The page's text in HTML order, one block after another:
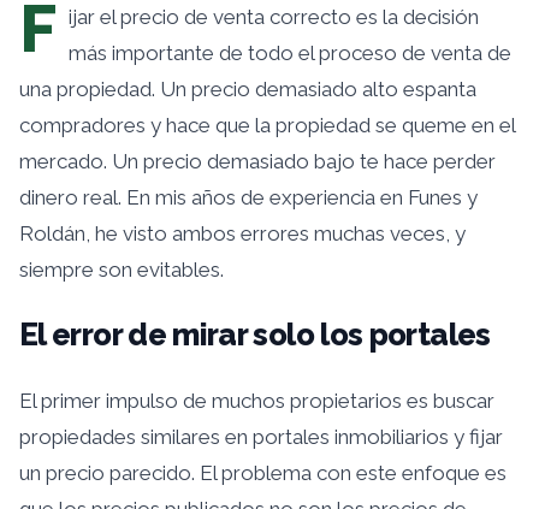
F ijar el precio de venta correcto es la decisión
más importante de todo el proceso de venta de
una propiedad. Un precio demasiado alto espanta
compradores y hace que la propiedad se queme en el
mercado. Un precio demasiado bajo te hace perder
dinero real. En mis años de experiencia en Funes y
Roldán, he visto ambos errores muchas veces, y
siempre son evitables.
El error de mirar solo los portales
El primer impulso de muchos propietarios es buscar
propiedades similares en portales inmobiliarios y fijar
un precio parecido. El problema con este enfoque es